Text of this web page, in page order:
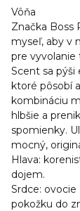
Vôňa
Značka Boss
myseľ, aby v
pre vyvolanie
Scent sa pýši
ktoré pôsobí
kombináciu
hlbšie a
spomienky.
mocný,
Hlava:
dojem.
Srdce: ovocie
pokožku do